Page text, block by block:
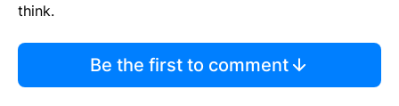
think.
Be the first to comment